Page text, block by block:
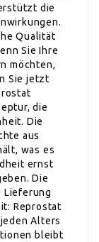
die
Qualität
Sie Ihre
möchten,
Sie jetzt
die
Die
aus
was es
ernst
Die
Lieferung
Reprostat
Alters
bleibt